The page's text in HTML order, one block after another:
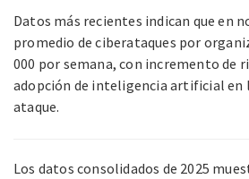
Datos más recientes indican que en
promedio de ciberataques por
000 por semana, con incremento de
adopción de inteligencia artificial en
ataque.
Los datos consolidados de 2025